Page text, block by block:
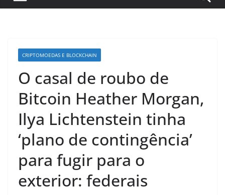
CRIPTOMOEDAS E BLOCKCHAIN
O casal de roubo de
Bitcoin Heather Morgan,
Ilya Lichtenstein tinha
‘plano de contingência’
para fugir para o
exterior: federais